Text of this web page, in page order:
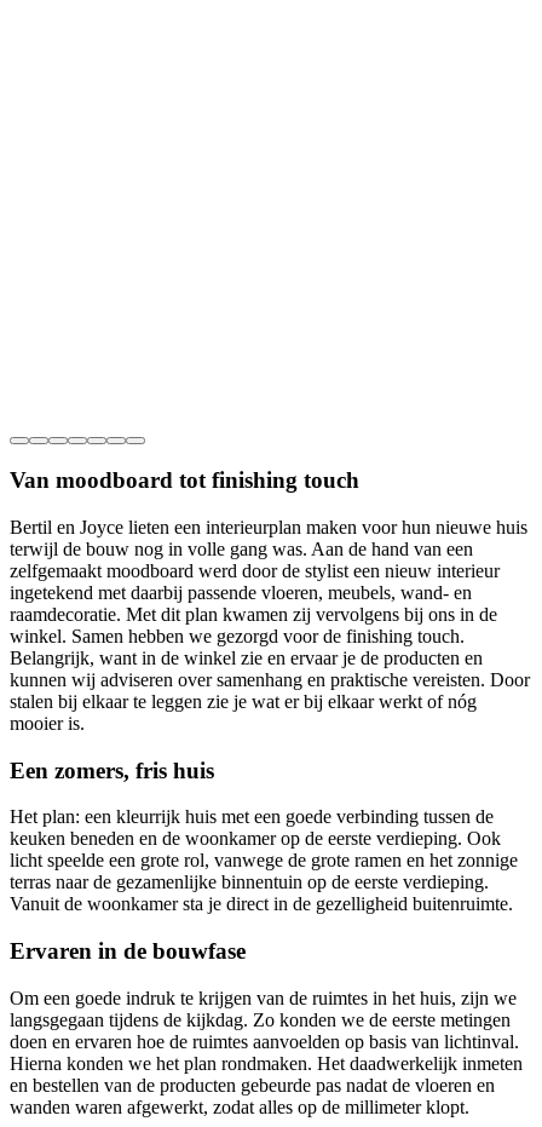
Van moodboard tot finishing touch
Bertil en Joyce lieten een interieurplan maken voor hun nieuwe huis
terwijl de bouw nog in volle gang was. Aan de hand van een
zelfgemaakt moodboard werd door de stylist een nieuw interieur
ingetekend met daarbij passende vloeren, meubels, wand- en
raamdecoratie. Met dit plan kwamen zij vervolgens bij ons in de
winkel. Samen hebben we gezorgd voor de finishing touch.
Belangrijk, want in de winkel zie en ervaar je de producten en
kunnen wij adviseren over samenhang en praktische vereisten. Door
stalen bij elkaar te leggen zie je wat er bij elkaar werkt of nóg
mooier is.
Een zomers, fris huis
Het plan: een kleurrijk huis met een goede verbinding tussen de
keuken beneden en de woonkamer op de eerste verdieping. Ook
licht speelde een grote rol, vanwege de grote ramen en het zonnige
terras naar de gezamenlijke binnentuin op de eerste verdieping.
Vanuit de woonkamer sta je direct in de gezelligheid buitenruimte.
Ervaren in de bouwfase
Om een goede indruk te krijgen van de ruimtes in het huis, zijn we
langsgegaan tijdens de kijkdag. Zo konden we de eerste metingen
doen en ervaren hoe de ruimtes aanvoelden op basis van lichtinval.
Hierna konden we het plan rondmaken. Het daadwerkelijk inmeten
en bestellen van de producten gebeurde pas nadat de vloeren en
wanden waren afgewerkt, zodat alles op de millimeter klopt.